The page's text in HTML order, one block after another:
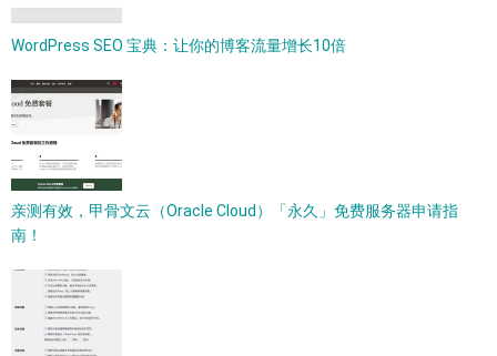
WordPress SEO 宝典：让你的博客流量增长10倍
亲测有效，甲骨文云（Oracle Cloud）「永久」免费服务器申请指
南！